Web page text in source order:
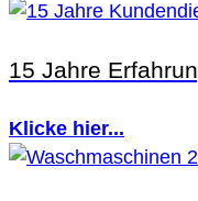
15 Jahre
Klicke hier...